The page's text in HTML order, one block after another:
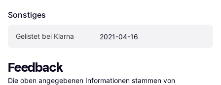
Sonstiges
Gelistet bei Klarna 2021-04-16
Feedback
Die oben angegebenen Informationen stammen von